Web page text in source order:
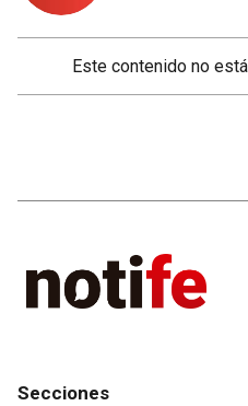
Este contenido no
Secciones